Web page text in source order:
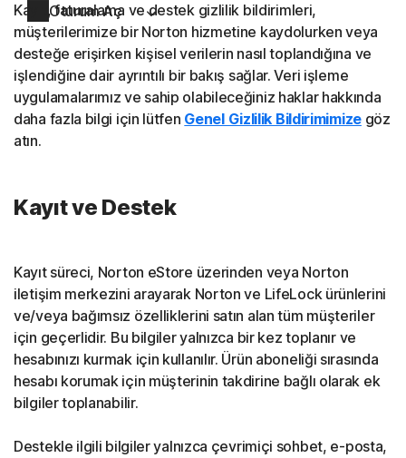
Oturum Aç
Kayıt, faturalama ve destek gizlilik bildirimleri,
müşterilerimize bir Norton hizmetine kaydolurken veya
desteğe erişirken kişisel verilerin nasıl toplandığına ve
işlendiğine dair ayrıntılı bir bakış sağlar. Veri işleme
uygulamalarımız ve sahip olabileceğiniz haklar hakkında
daha fazla bilgi için lütfen Genel Gizlilik Bildirimimizegöz
atın.
Kayıt ve Destek
Kayıt süreci, Norton eStore üzerinden veya Norton
iletişim merkezini arayarak Norton ve LifeLock ürünlerini
ve/veya bağımsız özelliklerini satın alan tüm müşteriler
için geçerlidir. Bu bilgiler yalnızca bir kez toplanır ve
hesabınızı kurmak için kullanılır. Ürün aboneliği sırasında
hesabı korumak için müşterinin takdirine bağlı olarak ek
bilgiler toplanabilir.
Destekle ilgili bilgiler yalnızca çevrimiçi sohbet, e-posta,